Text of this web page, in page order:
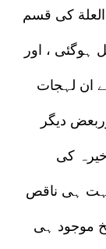
العلة کی قسم
ہوگئی ، اور
ان لہجات
دیگر
کی
ہی ناقص
موجود ہی